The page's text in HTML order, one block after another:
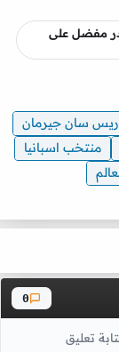
مفضل على
سان جيرمان
منتخب اسبانيا
0
تعليق